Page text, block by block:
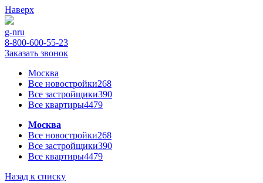
Наверх
g-nru
8-800-600-55-23
Заказать звонок
Москва
Все новостройки268
Все застройщики390
Все квартиры4479
Москва
Все новостройки268
Все застройщики390
Все квартиры4479
Назад к списку